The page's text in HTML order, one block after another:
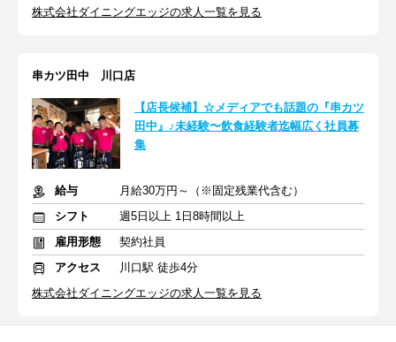
株式会社ダイニングエッジの求人一覧を見る
串カツ田中 川口店
【店長候補】☆メディアでも話題の『串カツ
田中』♪未経験〜飲食経験者迄幅広く社員募
集
給与
月給30万円～（※固定残業代含む）
シフト
週5日以上 1日8時間以上
雇用形態
契約社員
アクセス
川口駅 徒歩4分
株式会社ダイニングエッジの求人一覧を見る